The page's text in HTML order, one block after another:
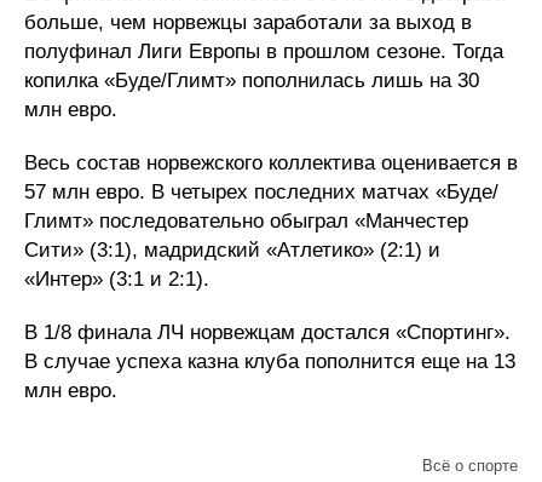
больше, чем норвежцы заработали за выход в
полуфинал Лиги Европы в прошлом сезоне. Тогда
копилка «Буде/Глимт» пополнилась лишь на 30
млн евро.
Весь состав норвежского коллектива оценивается в
57 млн евро. В четырех последних матчах «Буде/
Глимт» последовательно обыграл «Манчестер
Сити» (3:1), мадридский «Атлетико» (2:1) и
«Интер» (3:1 и 2:1).
В 1/8 финала ЛЧ норвежцам достался «Спортинг».
В случае успеха казна клуба пополнится еще на 13
млн евро.
Всё о спорте